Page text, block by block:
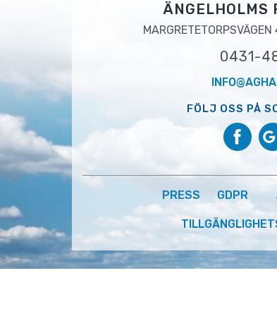
ÄNGELHOLMS
0431-
FÖLJ OSS PÅ
PRESS GDPR